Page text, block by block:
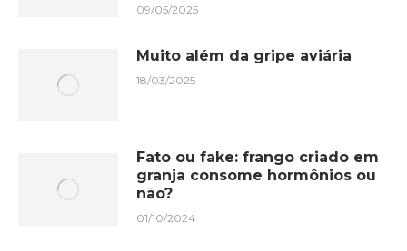
09/05/2025
Muito além da gripe aviária
18/03/2025
Fato ou fake: frango criado em
granja consome hormônios ou
não?
01/10/2024